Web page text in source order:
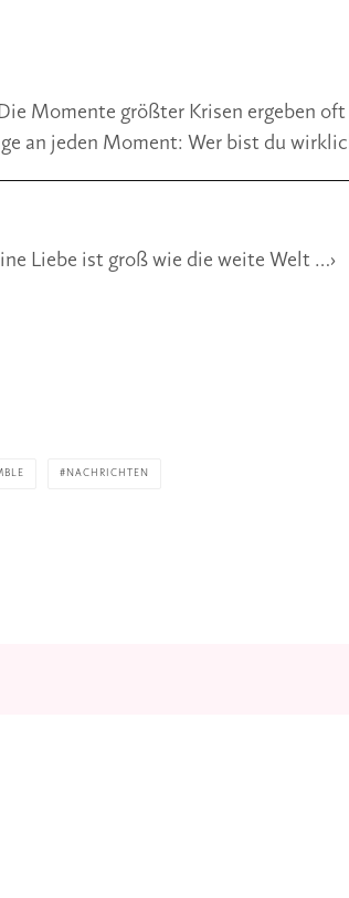
Momente größter Krisen ergeben oft
an jeden Moment: Wer bist du
Liebe ist groß wie die weite Welt …›
NACHRICHTEN